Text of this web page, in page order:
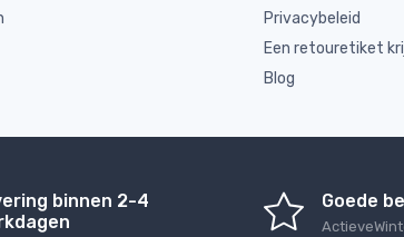
Privacybeleid
Een retouretiket
Blog
binnen 2-4
Goede